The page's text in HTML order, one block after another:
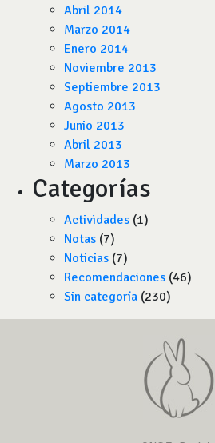
Abril 2014
Marzo 2014
Enero 2014
Noviembre 2013
Septiembre 2013
Agosto 2013
Junio 2013
Abril 2013
Marzo 2013
Categorías
Actividades (1)
Notas (7)
Noticias (7)
Recomendaciones (46)
Sin categoría (230)